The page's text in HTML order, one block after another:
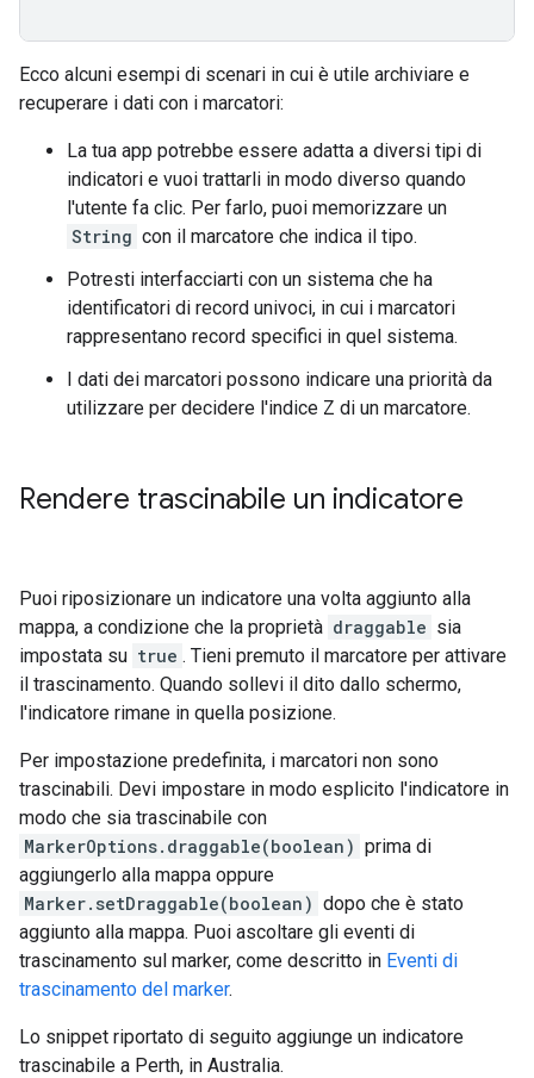
Ecco alcuni esempi di scenari in cui è utile archiviare e
recuperare i dati con i marcatori:
La tua app potrebbe essere adatta a diversi tipi di
indicatori e vuoi trattarli in modo diverso quando
l'utente fa clic. Per farlo, puoi memorizzare un
String con il marcatore che indica il tipo.
Potresti interfacciarti con un sistema che ha
identificatori di record univoci, in cui i marcatori
rappresentano record specifici in quel sistema.
I dati dei marcatori possono indicare una priorità da
utilizzare per decidere l'indice Z di un marcatore.
Rendere trascinabile un indicatore
Puoi riposizionare un indicatore una volta aggiunto alla
mappa, a condizione che la proprietà draggable sia
impostata su true . Tieni premuto il marcatore per attivare
il trascinamento. Quando sollevi il dito dallo schermo,
l'indicatore rimane in quella posizione.
Per impostazione predefinita, i marcatori non sono
trascinabili. Devi impostare in modo esplicito l'indicatore in
modo che sia trascinabile con
MarkerOptions.draggable(boolean) prima di
aggiungerlo alla mappa oppure
Marker.setDraggable(boolean) dopo che è stato
aggiunto alla mappa. Puoi ascoltare gli eventi di
trascinamento sul marker, come descritto in Eventi di
trascinamento del marker.
Lo snippet riportato di seguito aggiunge un indicatore
trascinabile a Perth, in Australia.